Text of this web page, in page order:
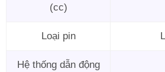
(cc)
Loại pin
Hệ thống dẫn động